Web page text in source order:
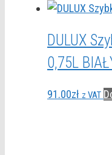
DULUX
0,75L
91.00zł z VAT